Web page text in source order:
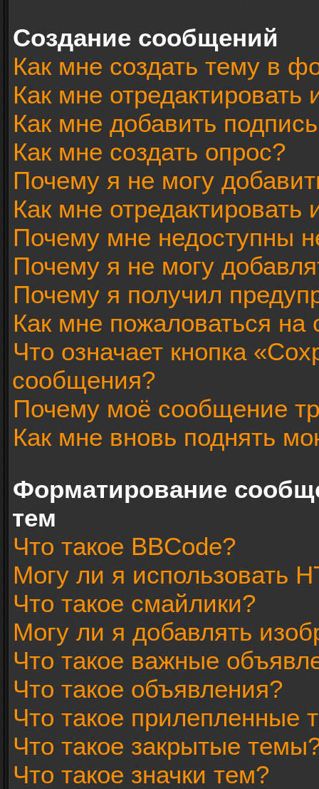
Создание сообщений
Как мне создать тему в
Как мне
Как мне добавить
Как мне создать опрос?
Почему я не могу
Как мне отредактировать
Почему мне недоступны
Почему я не могу
Почему я получил
Как мне пожаловаться
Что означает кнопка
сообщения?
Почему моё сообщение
Как мне вновь поднять
Форматирование
тем
Что такое BBCode?
Могу ли я использовать
Что такое смайлики?
Могу ли я добавлять
Что такое важные
Что такое объявления?
Что такое прилепленные
Что такое закрытые
Что такое значки тем?